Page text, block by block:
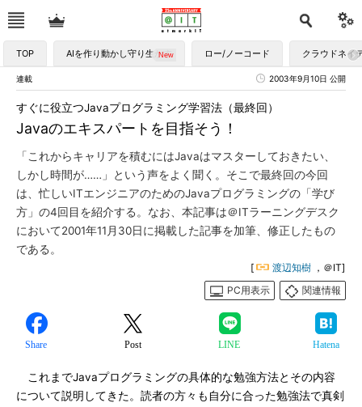
TOP AIを作り動かし守り生かす ロー/ノーコード クラウドネイ
連載 2003年9月10日 公開
Javaのエキスパートを目指そう！
すぐに役立つJavaプログラミング学習法（最終回）
「これからキャリアを積むにはJavaはマスターしておきたい、
しかし時間が……」という声をよく聞く。そこで最終回の今回
は、忙しいITエンジニアのためのJavaプログラミングの「学び
方」の4回目を紹介する。なお、本記事は＠ITラーニングデスク
において2001年11月30日に掲載した記事を加筆、修正したもの
である。
[ 渡辺知樹 ，＠IT]
PC用表示
関連情報
Share Post LINE Hatena
これまでJavaプログラミングの具体的な勉強方法とその内容
について説明してきた。読者の方々も自分に合った勉強法で真剣